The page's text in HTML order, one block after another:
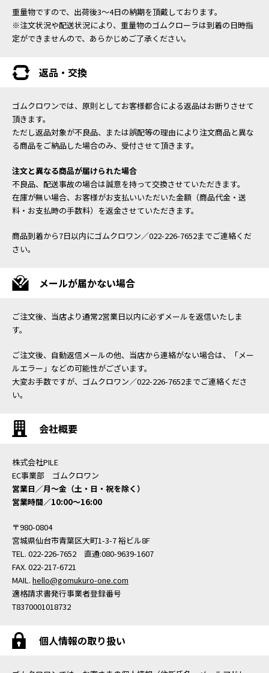
重量物ですので、出荷後3～4日の納期を頂戴しております。
※注文状況や配送状況により、重量物のゴムクローラは到着の日時指
定ができませんので、あらかじめご了承ください。
返品・交換
ゴムクロワンでは、原則としてお客様都合による返品はお断りさせて
頂きます。
ただし返品対象が不良品、または誤配等の理由により注文商品と異な
る商品をご納品した場合のみ、受付させて頂きます。
注文と異なる商品が届けられた場合
不良品、配送事故の場合は誠意を持って交換させていただきます。
在庫が無い場合、お客様がお支払いいただいた金額（商品代金・送
料・お支払時の手数料）を返金させていただきます。
商品到着から7日以内にゴムクロワン／022-226-7652までご連絡くだ
さい。
メールが届かない場合
ご注文後、当店より通常2営業日以内に必ずメールを返信いたしま
す。
ご注文後、自動返信メールの他、当店から連絡がない場合は、「メー
ルエラー」などの可能性がございます。
大変お手数ですが、ゴムクロワン／022-226-7652までご連絡くださ
い。
会社概要
株式会社PILE
EC事業部 ゴムクロワン
営業日／月〜金（土・日・祝を除く）
営業時間／10:00〜16:00
〒980-0804
宮城県仙台市青葉区大町1-3-7 裕ビル8F
TEL. 022-226-7652 直通:080-9639-1607
FAX. 022-217-6721
MAIL. hello@gomukuro-one.com
適格請求書発行事業者登録番号
T8370001018732
個人情報の取り扱い